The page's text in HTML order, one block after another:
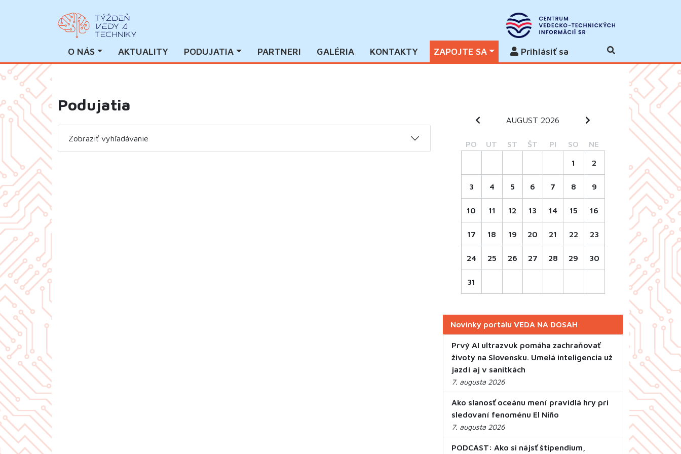
O NÁS AKTUALITY PODUJATIA PARTNERI GALÉRIA KONTAKTY ZAPOJTE SA Prihlásiť sa
Podujatia
Zobraziť vyhľadávanie
AUGUST 2026
PO UT ST ŠT PI SO NE
1 2
3 4 5 6 7 8 9
10 11 12 13 14 15 16
17 18 19 20 21 22 23
24 25 26 27 28 29 30
31
Novinky portálu VEDA NA DOSAH
Prvý AI ultrazvuk pomáha zachraňovať
životy na Slovensku. Umelá inteligencia už
jazdí aj v sanitkách
7. augusta 2026
Ako slanosť oceánu mení pravidlá hry pri
sledovaní fenoménu El Niño
7. augusta 2026
PODCAST: Ako si nájsť štipendium,